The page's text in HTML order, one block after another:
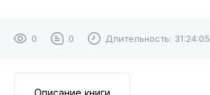
0 0 Длительность: 31:24:05
Описание книги